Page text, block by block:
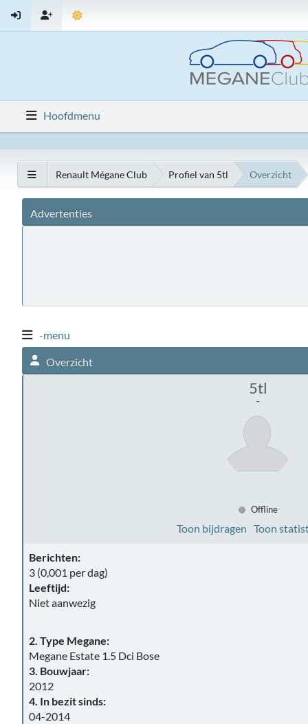
Hoofdmenu
Renault Mégane Club Profiel van 5tl Overzicht
Advertenties
-menu
Overzicht
5tl
-
Offline
Toon bijdragen Toon
Berichten:
3 (0,001 per dag)
Leeftijd:
Niet aanwezig
2. Type Megane:
Megane Estate 1.5 Dci Bose
3. Bouwjaar:
2012
4. In bezit sinds:
04-2014